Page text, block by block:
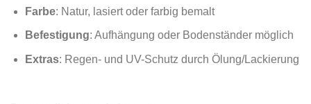
Farbe: Natur, lasiert oder farbig bemalt
Befestigung: Aufhängung oder Bodenständer möglich
Extras: Regen- und UV-Schutz durch Ölung/Lackierung